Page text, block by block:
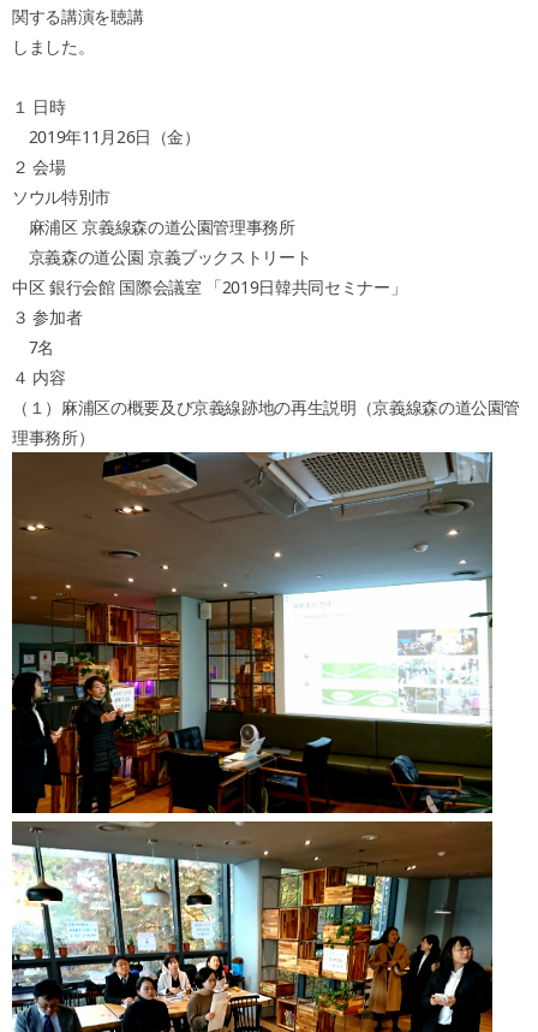
関する講演を聴講
しました。
１ 日時
2019年11月26日（金）
２ 会場
ソウル特別市
麻浦区 京義線森の道公園管理事務所
京義森の道公園 京義ブックストリート
中区 銀行会館 国際会議室 「2019日韓共同セミナー」
３ 参加者
7名
４ 内容
（１）麻浦区の概要及び京義線跡地の再生説明（京義線森の道公園管
理事務所）